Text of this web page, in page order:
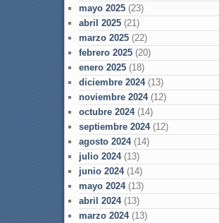
mayo 2025(23)
abril 2025(21)
marzo 2025(22)
febrero 2025(20)
enero 2025(18)
diciembre 2024(13)
noviembre 2024(12)
octubre 2024(14)
septiembre 2024(12)
agosto 2024(14)
julio 2024(13)
junio 2024(14)
mayo 2024(13)
abril 2024(13)
marzo 2024(13)